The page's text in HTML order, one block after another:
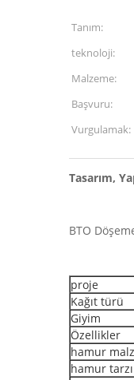
Tanım:
teknoloji:
Malzeme:
Başvuru:
Vurgulamak:
Tasarım,
BTO
proje
Kağıt türü
Giyim
Özellikler
hamur
hamur tarzı